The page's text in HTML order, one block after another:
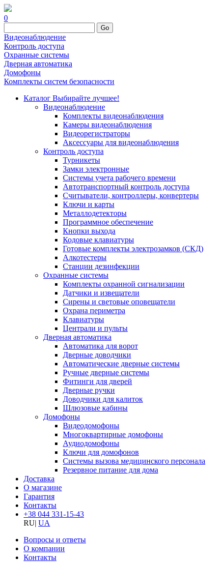
0
Go
Видеонаблюдение
Контроль доступа
Охранные системы
Дверная автоматика
Домофоны
Комплекты систем безопасности
Каталог Выбирайте лучшее!
Видеонаблюдение
Комплекты видеонаблюдения
Камеры видеонаблюдения
Видеорегистраторы
Аксессуары для видеонаблюдения
Контроль доступа
Турникеты
Замки электронные
Системы учета рабочего времени
Автотранспортный контроль доступа
Считыватели, контроллеры, конвертеры
Ключи и карты
Металлодетекторы
Программное обеспечение
Кнопки выхода
Кодовые клавиатуры
Готовые комплекты электрозамков (СКД)
Алкотестеры
Станции дезинфекции
Охранные системы
Комплекты охранной сигнализации
Датчики и извещатели
Сирены и световые оповещатели
Охрана периметра
Клавиатуры
Централи и пульты
Дверная автоматика
Автоматика для ворот
Дверные доводчики
Автоматические дверные системы
Ручные дверные системы
Фитинги для дверей
Дверные ручки
Доводчики для калиток
Шлюзовые кабины
Домофоны
Видеодомофоны
Многоквартирные домофоны
Аудиодомофоны
Ключи для домофонов
Системы вызова медицинского персонала
Резервное питание для дома
Доставка
О магазине
Гарантия
Контакты
+38 044 331-15-43
RU| UA
Вопросы и ответы
О компании
Контакты